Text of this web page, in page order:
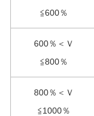
≦600％
600％＜Ｖ
≦800％
800％＜Ｖ
≦1000％